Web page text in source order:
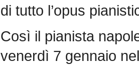
di tutto l’opus
Così il pianista
venerdì 7 gennaio